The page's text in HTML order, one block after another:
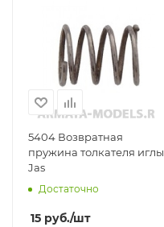
5404 Возвратная
пружина толкателя иглы
Jas
Достаточно
15 руб./шт